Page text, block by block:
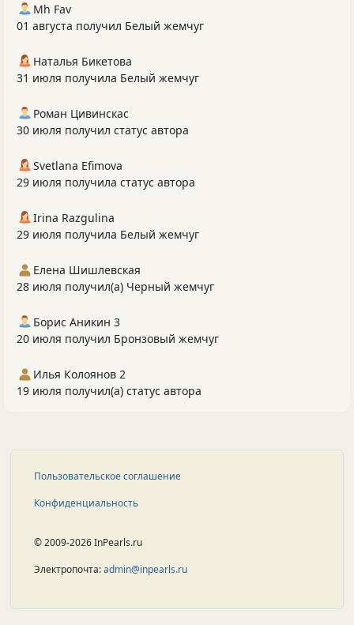
Mh Fav
01 августа получил Белый жемчуг
Наталья Бикетова
31 июля получила Белый жемчуг
Роман Цивинскас
30 июля получил статус автора
Svetlana Efimova
29 июля получила статус автора
Irina Razgulina
29 июля получила Белый жемчуг
Елена Шишлевская
28 июля получил(а) Черный жемчуг
Борис Аникин 3
20 июля получил Бронзовый жемчуг
Илья Колоянов 2
19 июля получил(а) статус автора
Пользовательское соглашение
Конфиденциальность
© 2009-2026 InPearls.ru
Электропочта:admin@inpearls.ru